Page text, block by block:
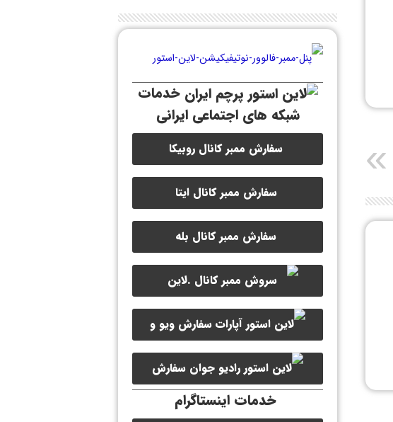
خدمات
شبکه های اجتماعی ایرانی
سفارش ممبر کانال روبیکا
سفارش ممبر کانال ایتا
سفارش ممبر کانال بله
سفارش ممبر کانال سروش
سفارش ویو و
لایک ویدیو آپارات
سفارش
لایک رادیو جوان
خدمات اینستاگرام